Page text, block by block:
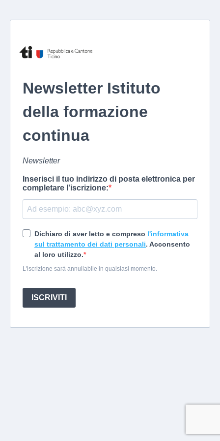
Newsletter Istituto
della formazione
continua
Newsletter
Inserisci il tuo indirizzo di posta elettronica per
completare l'iscrizione:
Dichiaro di aver letto e compreso l'informativa
sul trattamento dei dati personali. Acconsento
al loro utilizzo.
L'iscrizione sarà annullabile in qualsiasi momento.
ISCRIVITI